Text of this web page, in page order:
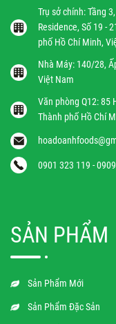
Trụ sở chính: Tầng
Residence, Số 19 -
phố Hồ Chí Minh,
Nhà Máy: 140/28,
Việt Nam
Văn phòng Q12: 85
Thành phố Hồ Chí
0901 323 119 -
SẢN PHẨM
Sản Phẩm Mới
Sản Phẩm Đặc Sản